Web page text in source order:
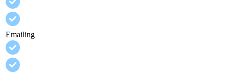
Emailing